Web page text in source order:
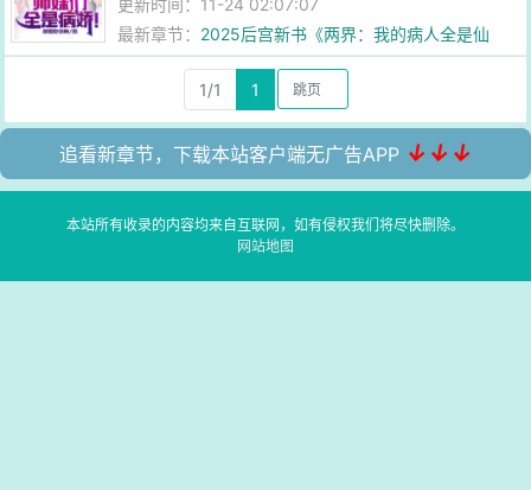
更新时间：11-24 02:07:07
最新章节： 2025后宫新书《两界：我的病人全是仙
子？》
1/1
1
追看新章节，下载本站客户端无广告APP ↓↓↓
本站所有收录的内容均来自互联网，如有侵权我们将尽快删除。
网站地图